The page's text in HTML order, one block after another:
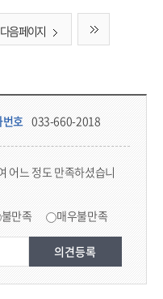
다음 페이지
번호 033-660-2018
어느 정도 만족하셨습니
불만족 매우불만족